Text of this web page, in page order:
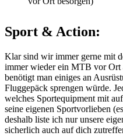
Sport & Action:
Klar sind wir immer gerne mit
immer wieder ein MTB vor Ort
benötigt man einiges an
Fluggepäck sprengen würde.
welches Sportequipment mit
seine eigenen Sportvorlieben
deshalb liste ich nur unsere
sicherlich auch auf dich